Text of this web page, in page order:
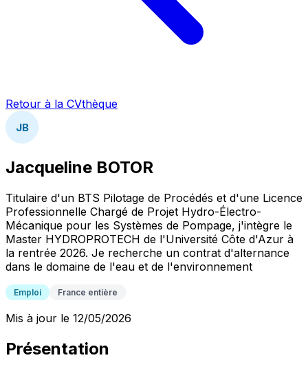
Retour à la CVthèque
JB
Jacqueline BOTOR
Titulaire d'un BTS Pilotage de Procédés et d'une Licence
Professionnelle Chargé de Projet Hydro-Électro-
Mécanique pour les Systèmes de Pompage, j'intègre le
Master HYDROPROTECH de l'Université Côte d'Azur à
la rentrée 2026. Je recherche un contrat d'alternance
dans le domaine de l'eau et de l'environnement
Emploi France entière
Mis à jour le 12/05/2026
Présentation